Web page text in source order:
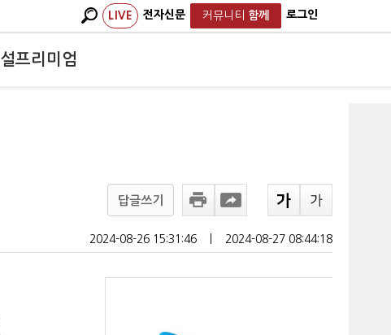
LIVE 전자신문 커뮤니티 함께 로그인
프리미엄
답글쓰기
2024-08-26 15:31:46 2024-08-27 08:44:18